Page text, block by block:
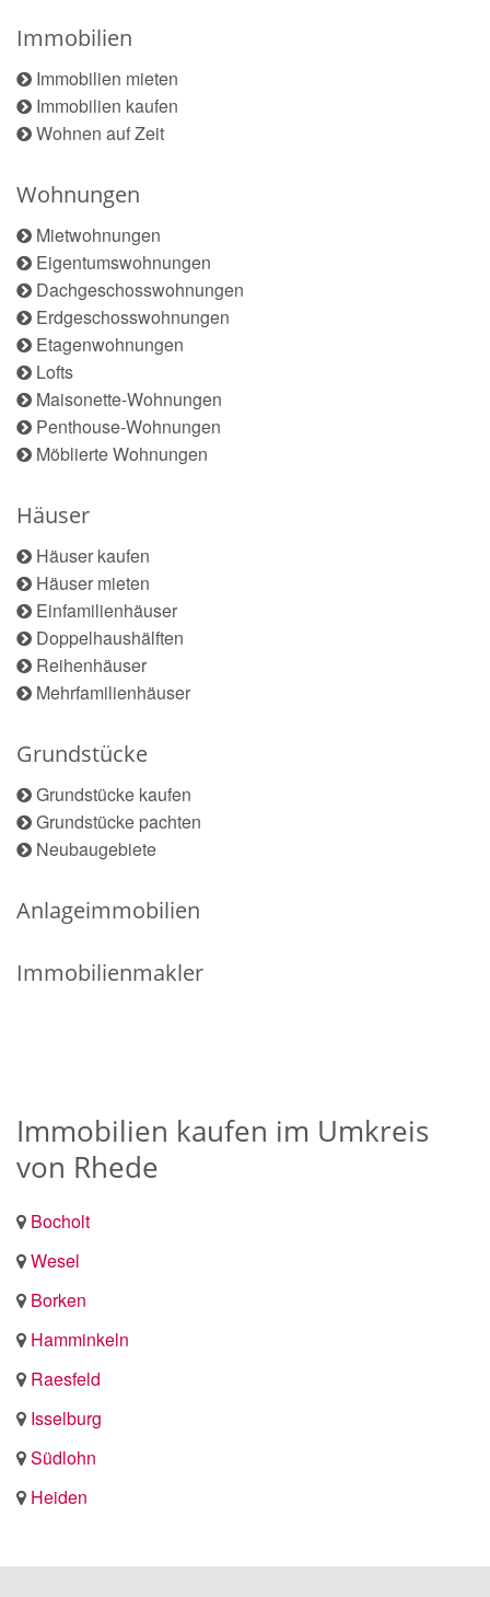
Immobilien
Immobilien mieten
Immobilien kaufen
Wohnen auf Zeit
Wohnungen
Mietwohnungen
Eigentumswohnungen
Dachgeschosswohnungen
Erdgeschosswohnungen
Etagenwohnungen
Lofts
Maisonette-Wohnungen
Penthouse-Wohnungen
Möblierte Wohnungen
Häuser
Häuser kaufen
Häuser mieten
Einfamilienhäuser
Doppelhaushälften
Reihenhäuser
Mehrfamilienhäuser
Grundstücke
Grundstücke kaufen
Grundstücke pachten
Neubaugebiete
Anlageimmobilien
Immobilienmakler
Immobilien kaufen im Umkreis
von Rhede
Bocholt
Wesel
Borken
Hamminkeln
Raesfeld
Isselburg
Südlohn
Heiden